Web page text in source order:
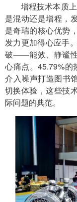
增程技术本质上
是混动还是增程，
是奇瑞的核心优势
发力更加得心应手
破——能效、静谧
心痛点。45.79%的
介入噪声打造图书
切换体验，这些技
际问题的典范。